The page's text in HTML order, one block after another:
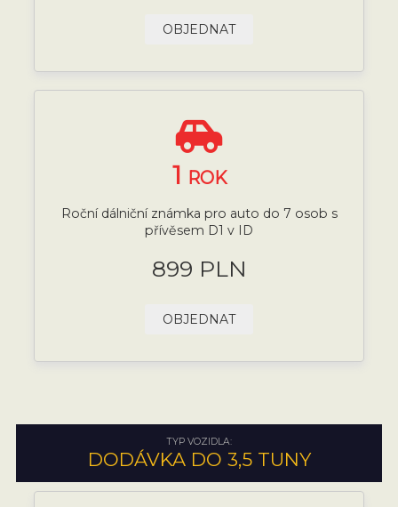
OBJEDNAT
1 ROK
Roční dálniční známka pro auto do 7 osob s
přívěsem D1 v ID
899 PLN
OBJEDNAT
TYP VOZIDLA:
DODÁVKA DO 3,5 TUNY